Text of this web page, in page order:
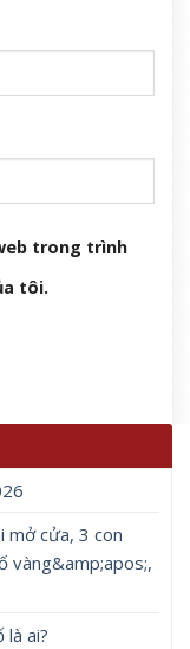
trong trình
tôi.
mở cửa, 3 con
vàng&amp;apos;,
là ai?